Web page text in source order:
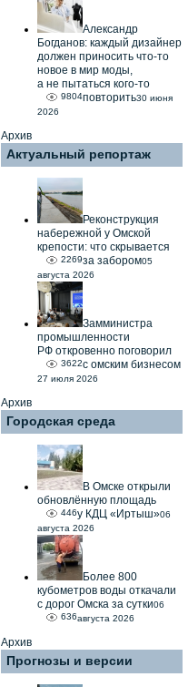
Александр
Богданов: каждый дизайнер
должен приносить что-то
новое в мир моды,
а не пытаться кого-то
повторить
9804
30 июня
2026
Архив
Актуальный репортаж
Реконструкция
набережной у Омской
крепости: что скрывается
за забором
2269
05
августа 2026
Замминистра
промышленности
РФ откровенно поговорил
с омским бизнесом
3622
27 июля 2026
Архив
Городская среда
В Омске открыли
обновлённую площадь
у КДЦ «Иртыш»
446
06
августа 2026
Более 800
кубометров воды откачали
с дорог Омска за сутки
636
06
августа 2026
Архив
Прогнозы и версии